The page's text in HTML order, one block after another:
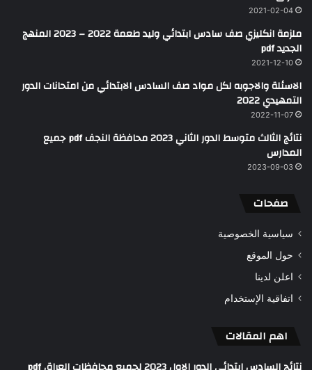
2021-02-04
ملزمة انكليزي صف سادس ابتدائي وليد طعمة 2022 – 2023 المنهج
الجديد pdf
2021-12-10
الاسئلة والاجوبه لكل مواد صف السادس الابتدائي من امتحانات الدور
التمهيدي 2022
2022-11-07
نتائج الثالث متوسط الدور الثاني 2023 محافظة النجف pdf جميع
المدارس
2023-09-03
صفحات
سياسية الخصوصية
حول الموقع
اعلن لدينا
اتفاقية الإستخدام
اهم المقالات